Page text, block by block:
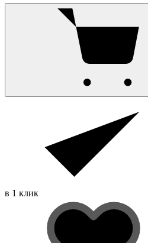
в 1 клик